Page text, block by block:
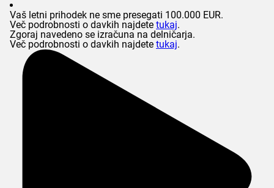
Vaš letni prihodek ne sme presegati 100.000 EUR.
Več podrobnosti o davkih najdete tukaj.
Zgoraj navedeno se izračuna na delničarja.
Več podrobnosti o davkih najdete tukaj.